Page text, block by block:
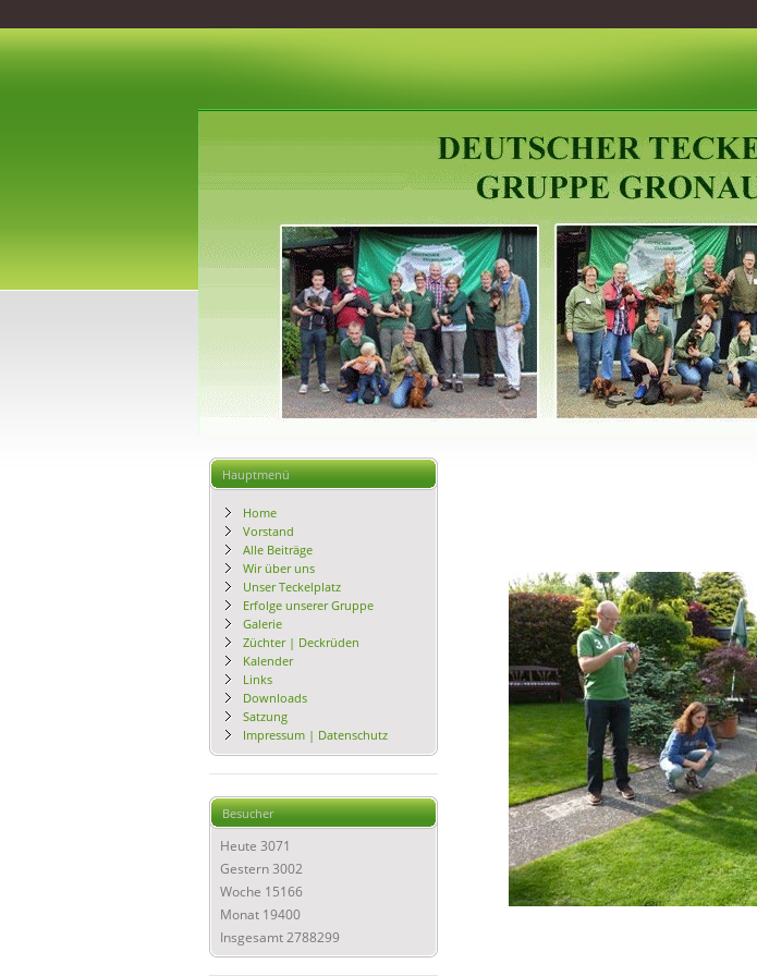
Hauptmenü
Home
Vorstand
Alle Beiträge
Wir über uns
Unser Teckelplatz
Erfolge unserer Gruppe
Galerie
Züchter | Deckrüden
Kalender
Links
Downloads
Satzung
Impressum | Datenschutz
Besucher
Heute 3071
Gestern3002
Woche 15166
Monat 19400
Insgesamt2788299